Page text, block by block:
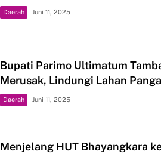
Daerah Juni 11, 2025
Bupati Parimo Ultimatum
Merusak, Lindungi Lahan
Daerah Juni 11, 2025
Menjelang HUT Bhayangkara